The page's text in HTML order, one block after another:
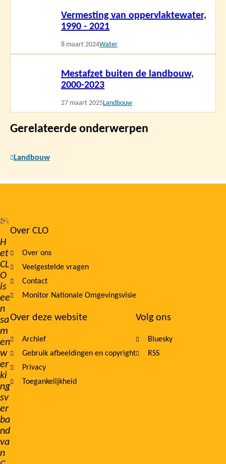
Vermesting van oppervlaktewater,
1990 - 2021
8 maart 2024Water
Mestafzet buiten de landbouw,
2000-2023
27 maart 2025Landbouw
Gerelateerde onderwerpen
Landbouw
H
et
CL
O
is
ee
n
sa
m
en
w
er
ki
ng
sv
er
ba
nd
va
n
Footer
navigation
Over CLO
Over ons
Veelgestelde vragen
Contact
Monitor Nationale Omgevingsvisie
Over deze website
Archief
Gebruik afbeeldingen en copyright
Privacy
Toegankelijkheid
Volg ons
Bluesky
RSS